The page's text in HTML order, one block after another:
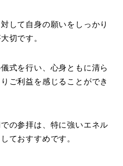
して自身の願いをしっかり
切です。
式を行い、心身ともに清ら
ご利益を感じることができ
の参拝は、特に強いエネル
ておすすめです。